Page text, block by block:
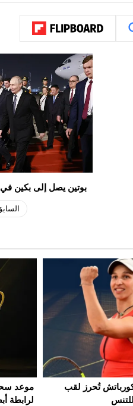
بوتين يصل إلى بكين في
الدور التمهيدي
وكأس
بي أس
صفقة